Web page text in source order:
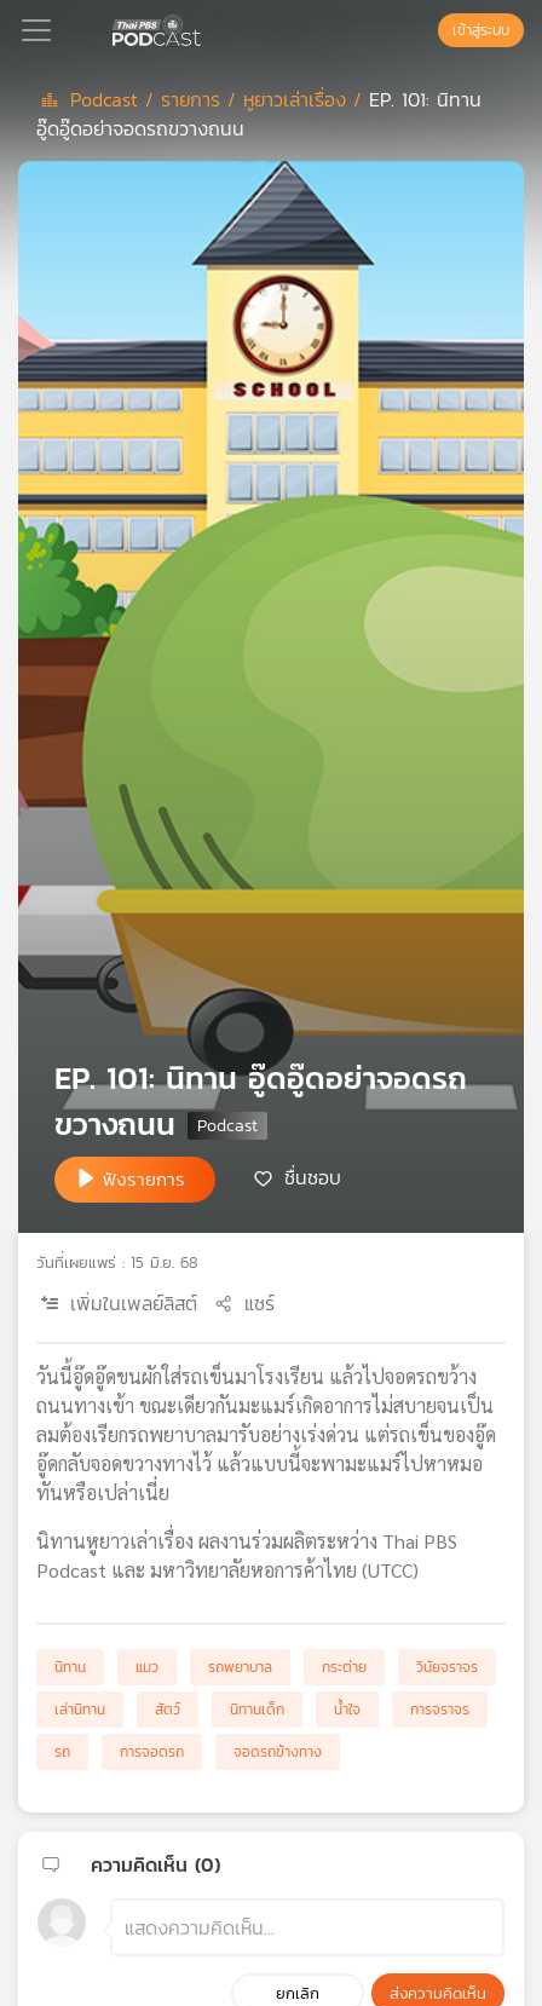
Podcast
แนะนำ
เพล
ย์
ลิ
สต์
ของ
คุณ
เพลง
บทความ
เกี่ยว
กับ
เครือ
เอส
แผนที่
วิทยุ
เครือ
ข่าย
เข้าสู่ระบบ
Podcast / รายการ / หูยาวเล่าเรื่อง / EP. 101: นิทาน
อู๊ดอู๊ดอย่าจอดรถขวางถนน
EP. 101: นิทาน อู๊ดอู๊ดอย่าจอดรถ
ขวางถนน
ฟังรายการ ชื่นชอบ
วันที่เผยแพร่ : 15 มิ.ย. 68
เพิ่มในเพลย์ลิสต์ แชร์
วันนี้อู๊ดอู๊ดขนผักใส่รถเข็นมาโรงเรียน แล้วไปจอดรถขว้าง
ถนนทางเข้า ขณะเดียวกันมะแมร์เกิดอาการไม่สบายจนเป็น
ลมต้องเรียกรถพยาบาลมารับอย่างเร่งด่วน แต่รถเข็นของอู๊ด
อู๊ดกลับจอดขวางทางไว้ แล้วแบบนี้จะพามะแมร์ไปหาหมอ
ทันหรือเปล่าเนี่ย
นิทานหูยาวเล่าเรื่อง ผลงานร่วมผลิตระหว่าง Thai PBS
Podcast และ มหาวิทยาลัยหอการค้าไทย (UTCC)
นิทาน แมว รถพยาบาล กระต่าย
วินัยจราจร
เล่านิทาน
สัตว์ นิทานเด็ก น้ำใจ
การจราจร
รถ
การจอดรถ จอดรถข้างทาง
ความคิดเห็น (0)
ยกเลิก ส่งความคิดเห็น